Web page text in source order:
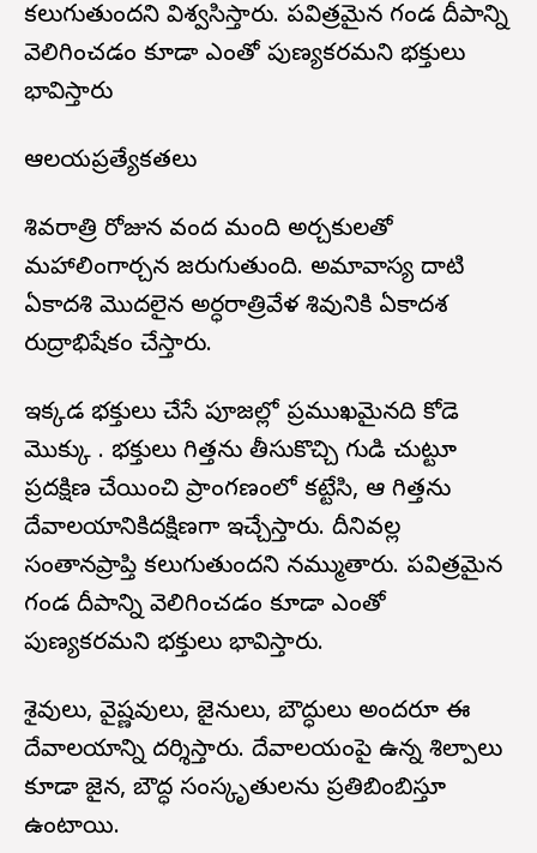
కలుగుతుందని విశ్వసిస్తారు. పవిత్రమైన గండ దీపాన్ని
వెలిగించడం కూడా ఎంతో పుణ్యకరమని భక్తులు
భావిస్తారు
ఆలయప్రత్యేకతలు
శివరాత్రి రోజున వంద మంది అర్చకులతో
మహాలింగార్చన జరుగుతుంది. అమావాస్య దాటి
ఏకాదశి మొదలైన అర్ధరాత్రివేళ శివునికి ఏకాదశ
రుద్రాభిషేకం చేస్తారు.
ఇక్కడ భక్తులు చేసే పూజల్లో ప్రముఖమైనది కోడె
మొక్కు . భక్తులు గిత్తను తీసుకొచ్చి గుడి చుట్టూ
ప్రదక్షిణ చేయించి ప్రాంగణంలో కట్టేసి, ఆ గిత్తను
దేవాలయానికిదక్షిణగా ఇచ్చేస్తారు. దీనివల్ల
సంతానప్రాప్తి కలుగుతుందని నమ్ముతారు. పవిత్రమైన
గండ దీపాన్ని వెలిగించడం కూడా ఎంతో
పుణ్యకరమని భక్తులు భావిస్తారు.
శైవులు, వైష్ణవులు, జైనులు, బౌద్ధులు అందరూ ఈ
దేవాలయాన్ని దర్శిస్తారు. దేవాలయంపై ఉన్న శిల్పాలు
కూడా జైన, బౌద్ధ సంస్కృతులను ప్రతిబింబిస్తూ
ఉంటాయి.